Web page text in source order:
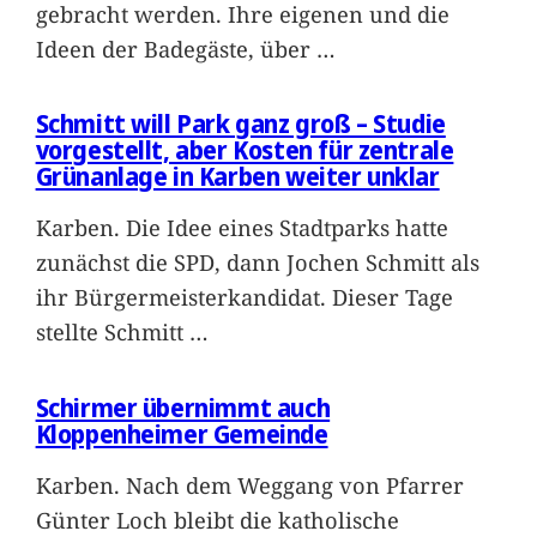
gebracht werden. Ihre eigenen und die
Ideen der Badegäste, über …
Schmitt will Park ganz groß – Studie
vorgestellt, aber Kosten für zentrale
Grünanlage in Karben weiter unklar
Karben. Die Idee eines Stadtparks hatte
zunächst die SPD, dann Jochen Schmitt als
ihr Bürgermeisterkandidat. Dieser Tage
stellte Schmitt …
Schirmer übernimmt auch
Kloppenheimer Gemeinde
Karben. Nach dem Weggang von Pfarrer
Günter Loch bleibt die katholische